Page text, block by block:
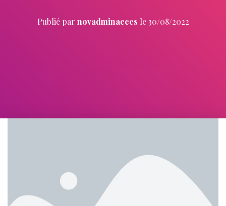
Publié par novadminacces le30/08/2022